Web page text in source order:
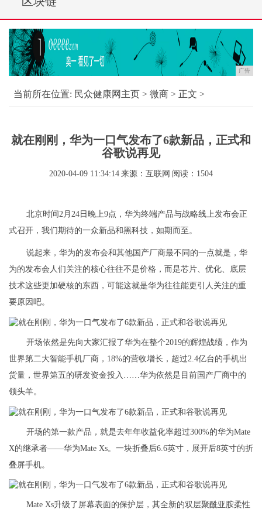
广告
当前所在位置: 民众健康网主页 > 微商 > 正文 >
就在刚刚，华为一口气发布了6款新品，正式和
谷歌说再见
2020-04-09 11:34:14 来源：互联网 阅读：1504
北京时间2月24日晚上9点，华为终端产品与战略线上发布会正
式召开，我们期待的一众新品和黑科技，如期而至。
说起来，华为的发布会和其他国产厂商最不同的一点就是，华
为的发布会人们关注的核心往往不是价格，而是芯片、优化、底层
技术这些更加硬核的东西，可能这就是华为往往能更引人关注的重
要原因吧。
开场依然是先向大家汇报了华为在整个2019的辉煌战绩，作为
世界第二大智能手机厂商，18%的营收增长，超过2.4亿台的手机出
货量，世界第五的研发资金投入……华为依然是目前国产厂商中的
领头羊。
开场的第一款产品，就是去年年收益化率超过300%的华为Mate
X的继承者——华为Mate Xs。一块折叠后6.6英寸，展开后8英寸的折
叠屏手机。
Mate Xs升级了屏幕表面的保护层，其全新的双层聚酰亚胺柔性